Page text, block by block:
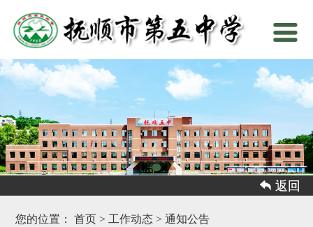
 返回
您的位置： 首页 >工作动态 >通知公告